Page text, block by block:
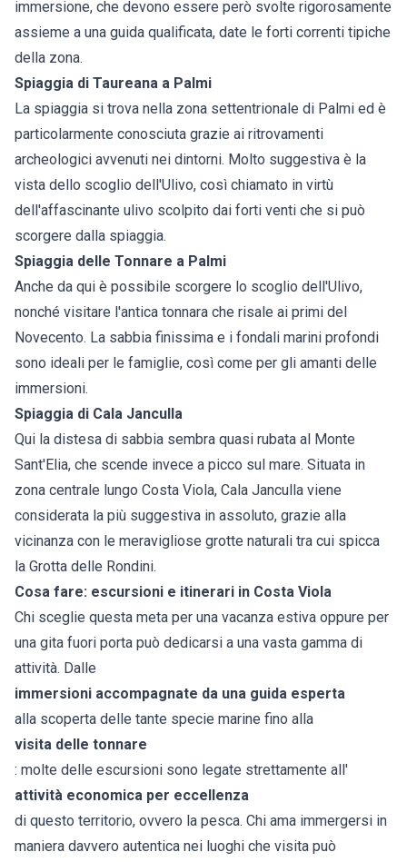
immersione, che devono essere però svolte rigorosamente
assieme a una guida qualificata, date le forti correnti tipiche
della zona.
Spiaggia di Taureana a Palmi
La spiaggia si trova nella zona settentrionale di Palmi ed è
particolarmente conosciuta grazie ai ritrovamenti
archeologici avvenuti nei dintorni. Molto suggestiva è la
vista dello scoglio dell'Ulivo, così chiamato in virtù
dell'affascinante ulivo scolpito dai forti venti che si può
scorgere dalla spiaggia.
Spiaggia delle Tonnare a Palmi
Anche da qui è possibile scorgere lo scoglio dell'Ulivo,
nonché visitare l'antica tonnara che risale ai primi del
Novecento. La sabbia finissima e i fondali marini profondi
sono ideali per le famiglie, così come per gli amanti delle
immersioni.
Spiaggia di Cala Janculla
Qui la distesa di sabbia sembra quasi rubata al Monte
Sant'Elia, che scende invece a picco sul mare. Situata in
zona centrale lungo Costa Viola, Cala Janculla viene
considerata la più suggestiva in assoluto, grazie alla
vicinanza con le meravigliose grotte naturali tra cui spicca
la Grotta delle Rondini.
Cosa fare: escursioni e itinerari in Costa Viola
Chi sceglie questa meta per una vacanza estiva oppure per
una gita fuori porta può dedicarsi a una vasta gamma di
attività. Dalle
immersioni accompagnate da una guida esperta
alla scoperta delle tante specie marine fino alla
visita delle tonnare
: molte delle escursioni sono legate strettamente all'
attività economica per eccellenza
di questo territorio, ovvero la pesca. Chi ama immergersi in
maniera davvero autentica nei luoghi che visita può